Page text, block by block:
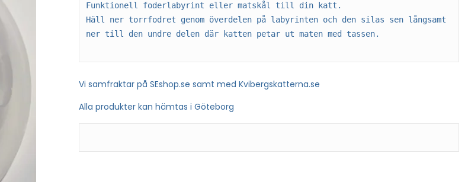
Funktionell foderlabyrint eller matskål till din katt.
Häll ner torrfodret genom överdelen på labyrinten och den silas sen långsamt
Vi samfraktar på SEshop.se samt med Kvibergskatterna.se
Alla produkter kan hämtas i Göteborg